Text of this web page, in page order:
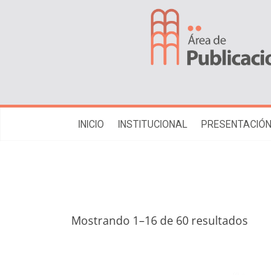
INICIO INSTITUCIONAL PRESENTACIÓN
Mostrando 1–16 de 60 resultados